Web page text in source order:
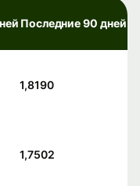
Последние 90 дней
1,8190
1,7502